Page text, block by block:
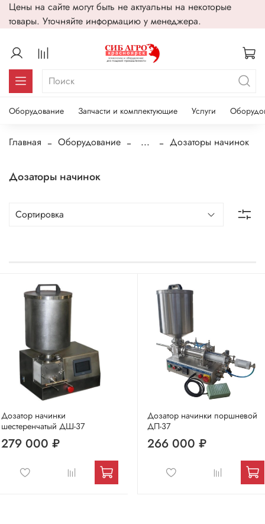
Цены на сайте могут быть не актуальны на некоторые
товары. Уточняйте информацию у менеджера.
Оборудование Запчасти и комплектующие Услуги
Главная Оборудование ... Дозаторы начинок
Дозаторы начинок
Дозатор начинки
шестеренчатый ДШ-37
279 000 ₽
Дозатор начинки поршневой
ДП-37
266 000 ₽